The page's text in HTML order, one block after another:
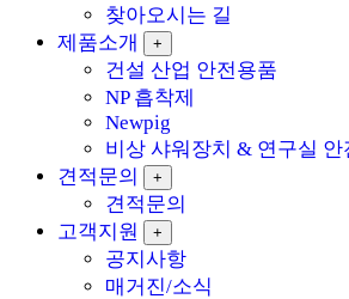
찾아오시는 길
제품소개
+
건설 산업 안전용품
NP 흡착제
Newpig
비상 샤워장치 & 연구실 안
견적문의
+
견적문의
고객지원
+
공지사항
매거진/소식